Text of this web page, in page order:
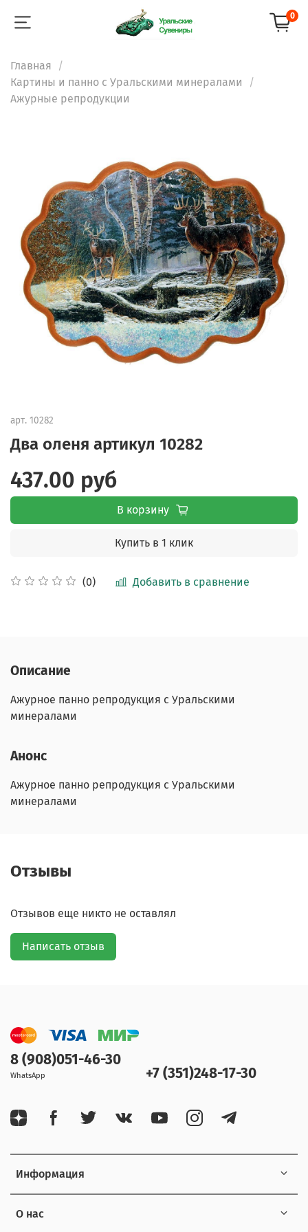
0
Главная
Картины и панно с Уральскими минералами
Ажурные репродукции
арт. 10282
Два оленя артикул 10282
(0) Добавить в сравнение
437.00 руб
В корзину
Купить в 1 клик
Описание
Ажурное панно репродукция с Уральскими
минералами
Анонс
Ажурное панно репродукция с Уральскими
минералами
Отзывы
Отзывов еще никто не оставлял
Написать отзыв
Информация
О нас
8 (908)051-46-30
WhatsApp +7 (351)248-17-30